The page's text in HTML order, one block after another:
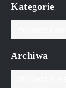
Kategorie
Archiwa